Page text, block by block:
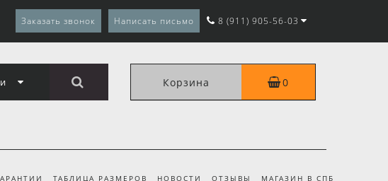
Заказать звонок Написать письмо 8 (911) 905-56-03
Корзина 0
ТАБЛИЦА РАЗМЕРОВ НОВОСТИ ОТЗЫВЫ МАГАЗИН В СПБ